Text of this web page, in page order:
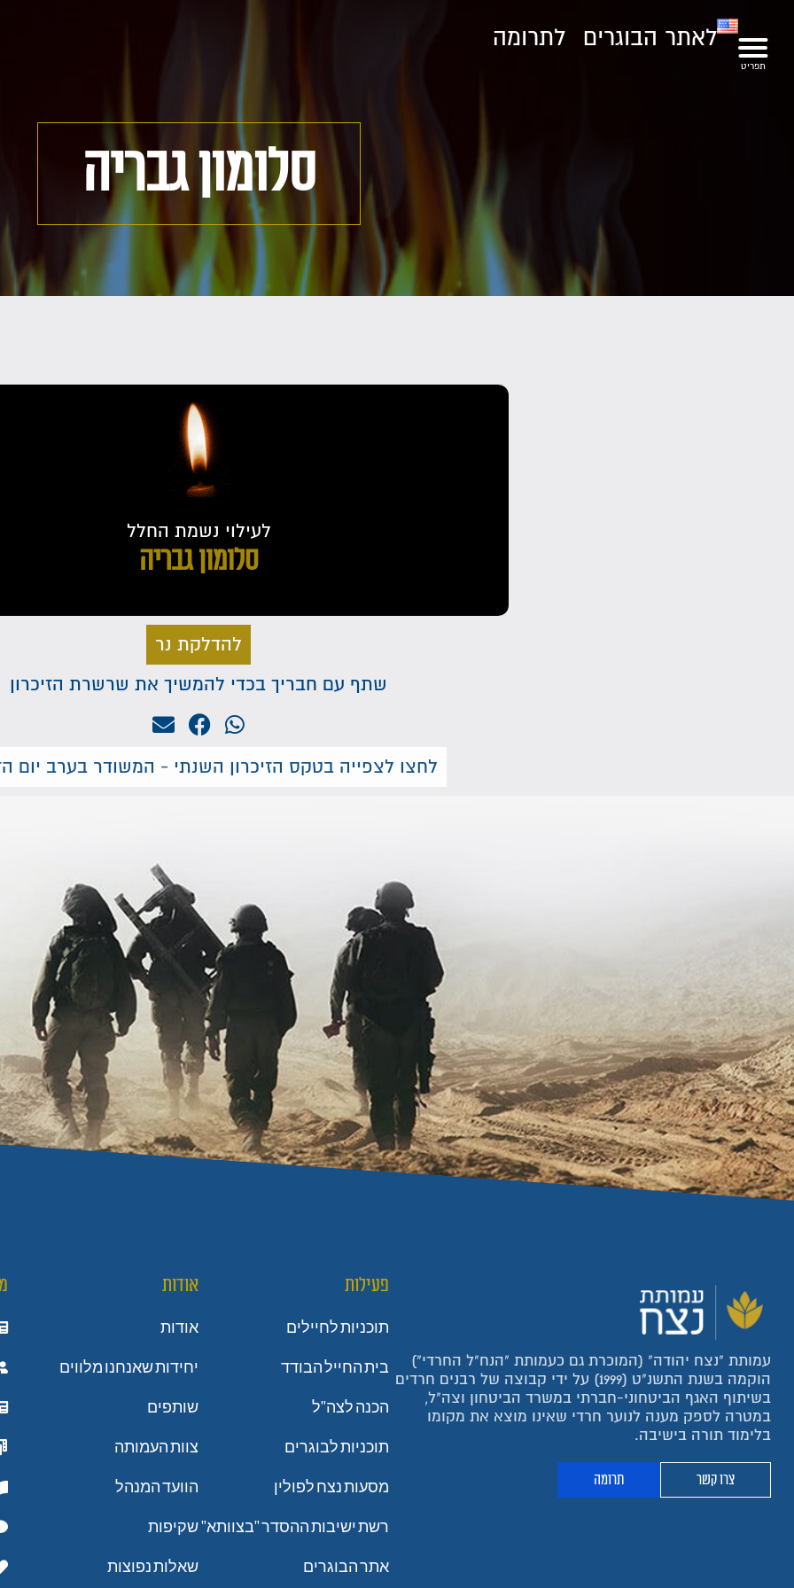
לאתר הבוגרים לתרומה
סלומון גבריה
לעילוי נשמת החלל
סלומון גבריה
להדלקת נר
שתף עם חבריך בכדי להמשיך את שרשרת הזיכרון
לחצו לצפייה בטקס הזיכרון השנתי - המשודר בערב יום
עמותת "נצח יהודה" (המוכרת גם כעמותת "הנח"ל החרדי")
הוקמה בשנת התשנ"ט (1999) על ידי קבוצה של רבנים חרדים
בשיתוף האגף הביטחוני-חברתי במשרד הביטחון וצה"ל,
במטרה לספק מענה לנוער חרדי שאינו מוצא את מקומו
בלימוד תורה בישיבה.
צרו קשר תרומה
פעילות
תוכניות לחיילים
בית החייל הבודד
הכנה לצה"ל
תוכניות לבוגרים
מסעות נצח לפולין
רשת ישיבות ההסדר "בצוותא"
אתר הבוגרים
אודות
אודות
יחידות שאנחנו מלווים
שותפים
צוות העמותה
הוועד המנהל
שקיפות
שאלות נפוצות